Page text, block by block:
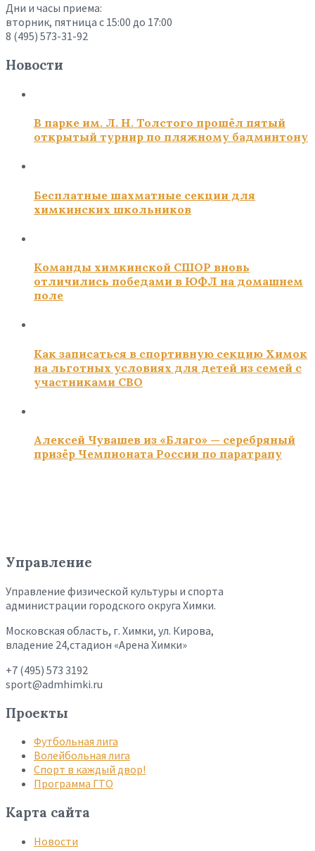
Дни и часы приема:
вторник, пятница с 15:00 до 17:00
8 (495) 573-31-92
Новости
В парке им. Л. Н. Толстого прошёл пятый
открытый турнир по пляжному бадминтону
Бесплатные шахматные секции для
химкинских школьников
Команды химкинской СШОР вновь
отличились победами в ЮФЛ на домашнем
поле
Как записаться в спортивную секцию Химок
на льготных условиях для детей из семей с
участниками СВО
Алексей Чувашев из «Благо» — серебряный
призёр Чемпионата России по паратрапу
Управление
Управление физической культуры и спорта
администрации городского округа Химки.
Московская область, г. Химки, ул. Кирова,
владение 24,стадион «Арена Химки»
+7 (495) 573 3192
sport@admhimki.ru
Проекты
Футбольная лига
Волейбольная лига
Спорт в каждый двор!
Программа ГТО
Карта сайта
Новости